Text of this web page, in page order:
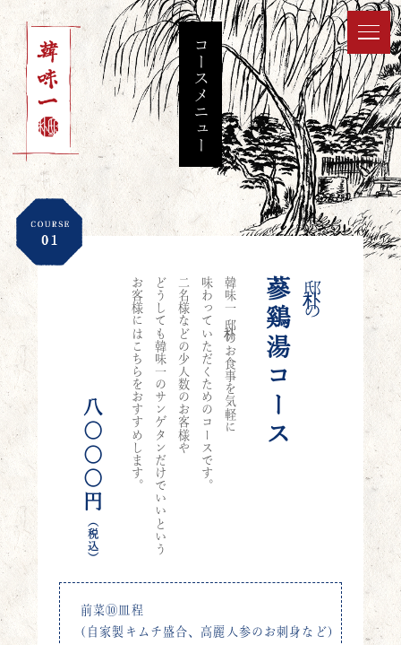
コースメニュー
朴邸の
蔘鷄湯コース
韓味一 朴邸のお食事を気軽に
味わっていただくためのコースです。
二名様などの少人数のお客様や
どうしても韓味一のサンゲタンだけでいいという
お客様にはこちらをおすすめします。
八○○○円
（税込）
前菜⑩皿程
(自家製キムチ盛合、高麗人参のお刺身など)